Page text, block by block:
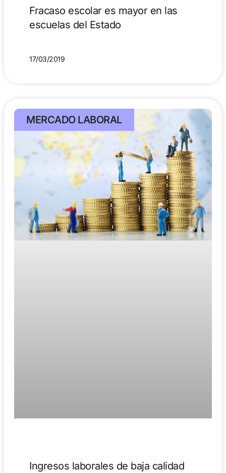
Fracaso escolar es mayor en las
escuelas del Estado
17/03/2019
MERCADO LABORAL
Ingresos laborales de baja calidad